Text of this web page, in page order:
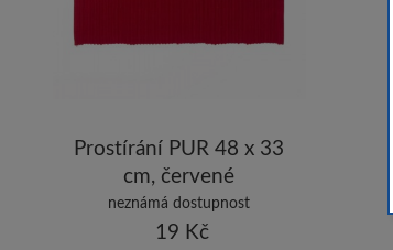
Prostírání PUR 48 x 33
cm, červené
neznámá dostupnost
19 Kč